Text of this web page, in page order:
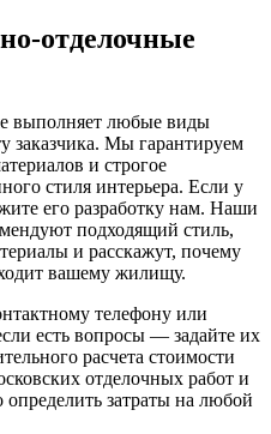
отделочные
выполняет любые виды
заказчика. Мы гарантируем
и строгое
стиля интерьера. Если у
его разработку нам. Наши
подходящий стиль,
и расскажут, почему
вашему жилищу.
телефону или
есть вопросы — задайте их
расчета стоимости
отделочных работ и
затраты на любой